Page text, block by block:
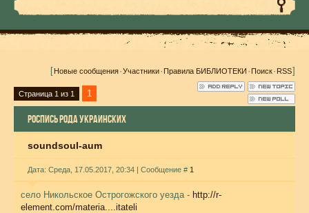
[Новые сообщения·Участники·Правила БИБЛИОТЕКИ·Поиск·RSS]
Страница 1 из 1 1
РОСПИСЬ РОДА УКРАИНСКИХ
soundsoul-aum
Дата: Среда, 17.05.2017, 20:34 | Сообщение # 1
село Никольское Острогожского уезда - http://r-
element.com/materia....itateli